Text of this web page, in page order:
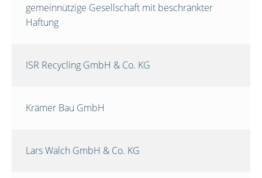
gemeinnützige Gesellschaft mit beschränkter
Haftung
ISR Recycling GmbH & Co. KG
Krämer Bau GmbH
Lars Walch GmbH & Co. KG